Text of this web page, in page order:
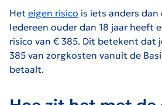
Het eigen risico is iets anders
Iedereen ouder dan 18 jaar heeft
risico van € 385. Dit betekent dat
385 van zorgkosten vanuit de
betaalt.